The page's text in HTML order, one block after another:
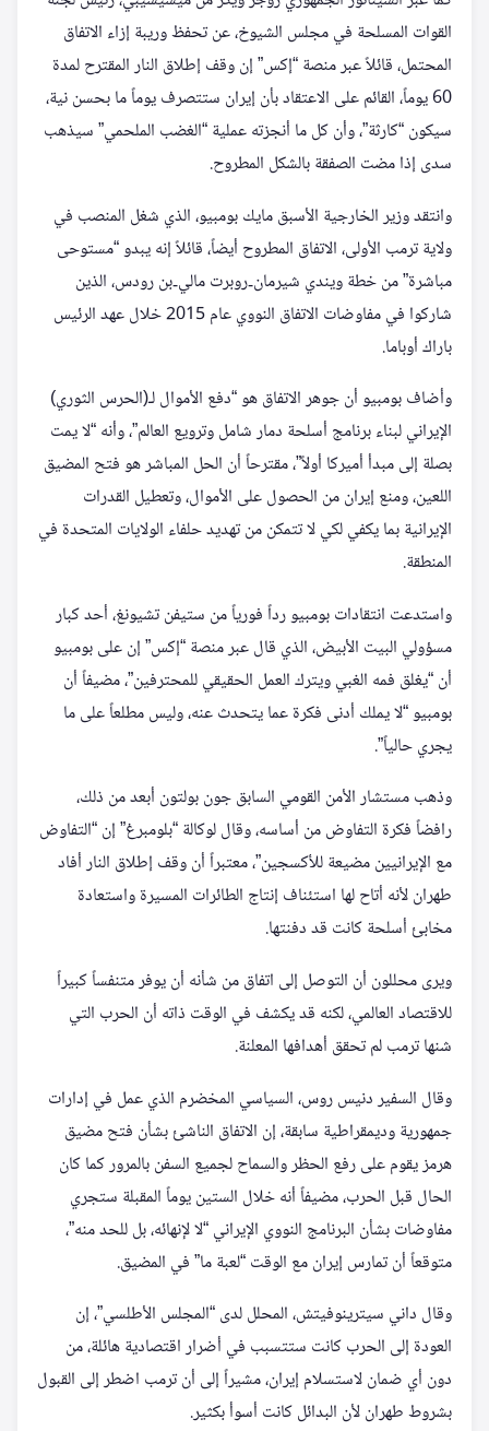
القوات المسلحة في مجلس الشيوخ، عن تحفظ وريبة إزاء الاتفاق
المحتمل، قائلاً عبر منصة “إكس” إن وقف إطلاق النار المقترح لمدة
60 يوماً، القائم على الاعتقاد بأن إيران ستتصرف يوماً ما بحسن نية،
سيكون “كارثة”، وأن كل ما أنجزته عملية “الغضب الملحمي” سيذهب
سدى إذا مضت الصفقة بالشكل المطروح.
وانتقد وزير الخارجية الأسبق مايك بومبيو، الذي شغل المنصب في
ولاية ترمب الأولى، الاتفاق المطروح أيضاً، قائلاً إنه يبدو “مستوحى
مباشرة” من خطة ويندي شيرمان‑روبرت مالي‑بن رودس، الذين
شاركوا في مفاوضات الاتفاق النووي عام 2015 خلال عهد الرئيس
باراك أوباما.
وأضاف بومبيو أن جوهر الاتفاق هو “دفع الأموال لـ(الحرس الثوري)
الإيراني لبناء برنامج أسلحة دمار شامل وترويع العالم”، وأنه “لا يمت
بصلة إلى مبدأ أميركا أولاً”، مقترحاً أن الحل المباشر هو فتح المضيق
اللعين، ومنع إيران من الحصول على الأموال، وتعطيل القدرات
الإيرانية بما يكفي لكي لا تتمكن من تهديد حلفاء الولايات المتحدة في
المنطقة.
واستدعت انتقادات بومبيو رداً فورياً من ستيفن تشيونغ، أحد كبار
مسؤولي البيت الأبيض، الذي قال عبر منصة “إكس” إن على بومبيو
أن “يغلق فمه الغبي ويترك العمل الحقيقي للمحترفين”، مضيفاً أن
بومبيو “لا يملك أدنى فكرة عما يتحدث عنه، وليس مطلعاً على ما
يجري حالياً”.
وذهب مستشار الأمن القومي السابق جون بولتون أبعد من ذلك،
رافضاً فكرة التفاوض من أساسه، وقال لوكالة “بلومبرغ” إن “التفاوض
مع الإيرانيين مضيعة للأكسجين”، معتبراً أن وقف إطلاق النار أفاد
طهران لأنه أتاح لها استئناف إنتاج الطائرات المسيرة واستعادة
مخابئ أسلحة كانت قد دفنتها.
ويرى محللون أن التوصل إلى اتفاق من شأنه أن يوفر متنفساً كبيراً
للاقتصاد العالمي، لكنه قد يكشف في الوقت ذاته أن الحرب التي
شنها ترمب لم تحقق أهدافها المعلنة.
وقال السفير دنيس روس، السياسي المخضرم الذي عمل في إدارات
جمهورية وديمقراطية سابقة، إن الاتفاق الناشئ بشأن فتح مضيق
هرمز يقوم على رفع الحظر والسماح لجميع السفن بالمرور كما كان
الحال قبل الحرب، مضيفاً أنه خلال الستين يوماً المقبلة ستجري
مفاوضات بشأن البرنامج النووي الإيراني “لا لإنهائه، بل للحد منه”،
متوقعاً أن تمارس إيران مع الوقت “لعبة ما” في المضيق.
وقال داني سيترينوفيتش، المحلل لدى “المجلس الأطلسي”، إن
العودة إلى الحرب كانت ستتسبب في أضرار اقتصادية هائلة، من
دون أي ضمان لاستسلام إيران، مشيراً إلى أن ترمب اضطر إلى القبول
بشروط طهران لأن البدائل كانت أسوأ بكثير.